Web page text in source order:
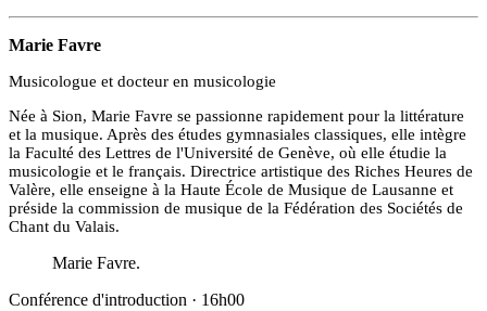
Marie Favre
Musicologue et docteur en musicologie
Née à Sion, Marie Favre se passionne rapidement pour la littérature
et la musique. Après des études gymnasiales classiques, elle intègre
la Faculté des Lettres de l'Université de Genève, où elle étudie la
musicologie et le français. Directrice artistique des Riches Heures de
Valère, elle enseigne à la Haute École de Musique de Lausanne et
préside la commission de musique de la Fédération des Sociétés de
Chant du Valais.
Marie Favre.
Conférence d'introduction · 16h00